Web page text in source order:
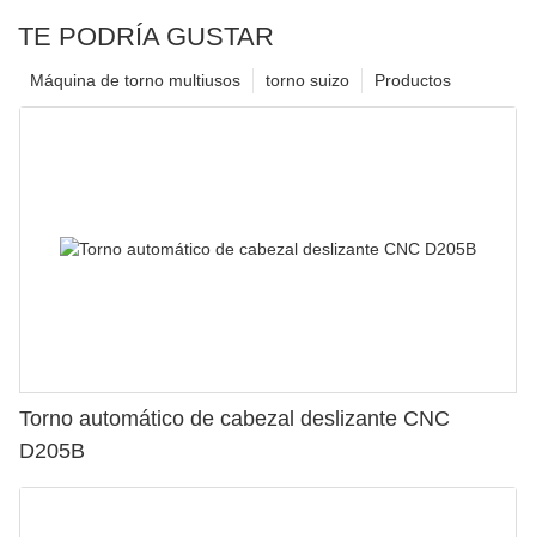
TE PODRÍA GUSTAR
Productos
torno suizo
Máquina de torno multiusos
Torno automático de cabezal deslizante CNC
D205B